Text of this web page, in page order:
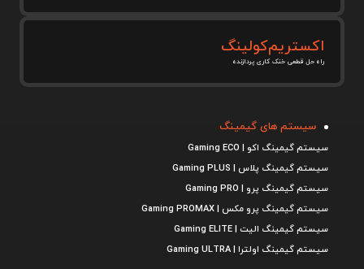
اکستریم‌کولینگ
راه حل قطعی خنک کاری پردازنده
سیستم های گیمینگ
سیستم گیمینگ اکو | Gaming ECO
سیستم گیمینگ پلاس | Gaming PLUS
سیستم گیمینگ پرو | Gaming PRO
سیستم گیمینگ پرو مکس | Gaming PROMAX
سیستم گیمینگ الیت | Gaming ELITE
سیستم گیمینگ اولترا | Gaming ULTRA